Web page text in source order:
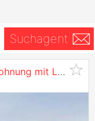
Suchagent
Geräumige 4-Zi-Genossenschaftswohnung mit Loggia, Stellplatz & Westbalkon in Langenstein!